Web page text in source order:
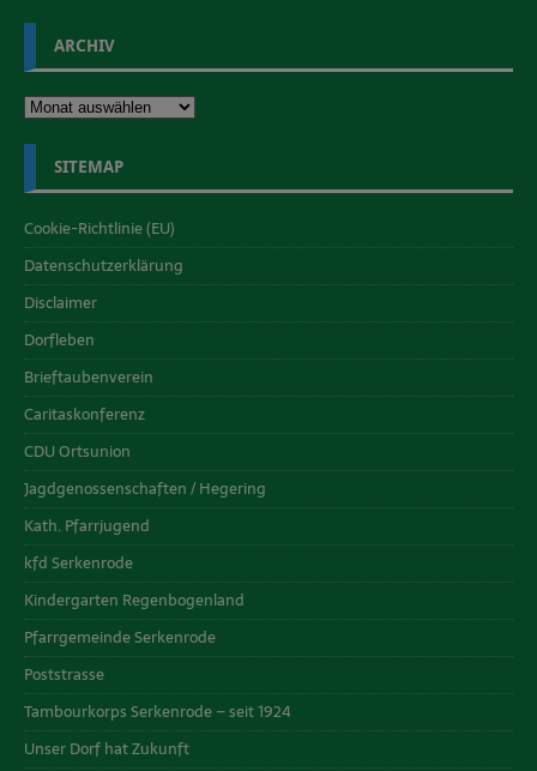
ARCHIV
SITEMAP
Cookie-Richtlinie (EU)
Datenschutzerklärung
Disclaimer
Dorfleben
Brieftaubenverein
Caritaskonferenz
CDU Ortsunion
Jagdgenossenschaften / Hegering
Kath. Pfarrjugend
kfd Serkenrode
Kindergarten Regenbogenland
Pfarrgemeinde Serkenrode
Poststrasse
Tambourkorps Serkenrode – seit 1924
Unser Dorf hat Zukunft